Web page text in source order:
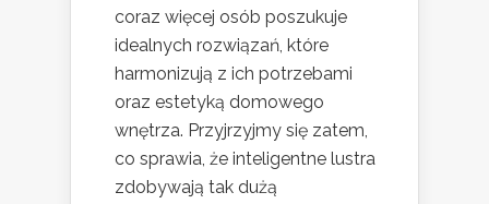
coraz więcej osób poszukuje
idealnych rozwiązań, które
harmonizują z ich potrzebami
oraz estetyką domowego
wnętrza. Przyjrzyjmy się zatem,
co sprawia, że inteligentne lustra
zdobywają tak dużą